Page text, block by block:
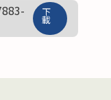
下
載